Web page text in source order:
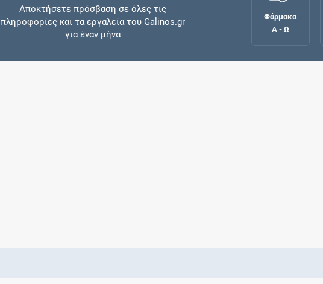
Αποκτήσετε πρόσβαση σε όλες τις
πληροφορίες και τα εργαλεία του Galinos.gr
για έναν μήνα
Φάρμακα
Α - Ω